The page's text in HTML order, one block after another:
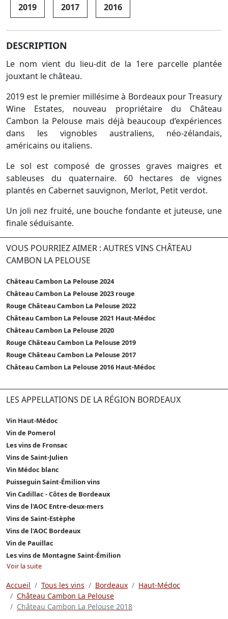
2019 2017 2016
DESCRIPTION
Le nom vient du lieu-dit de la 1ere parcelle plantée
jouxtant le château.
2019 est le premier millésime à Bordeaux pour Treasury
Wine Estates, nouveau propriétaire du Château
Cambon la Pelouse mais déjà beaucoup d’expériences
dans les vignobles australiens, néo-zélandais,
américains ou italiens.
Le sol est composé de grosses graves maigres et
sableuses du quaternaire. 60 hectares de vignes
plantés en Cabernet sauvignon, Merlot, Petit verdot.
Un joli nez fruité, une bouche fondante et juteuse, une
finale séduisante.
VOUS POURRIEZ AIMER : AUTRES VINS CHÂTEAU
CAMBON LA PELOUSE
Château Cambon La Pelouse 2024
Château Cambon La Pelouse 2023 rouge
Rouge Château Cambon La Pelouse 2022
Château Cambon La Pelouse 2021 Haut-Médoc
Château Cambon La Pelouse 2020
Rouge Château Cambon La Pelouse 2019
Rouge Château Cambon La Pelouse 2017
Château Cambon La Pelouse 2016 Haut-Médoc
LES APPELLATIONS DE LA RÉGION BORDEAUX
Vin Haut-Médoc
Vin de Pomerol
Les vins de Fronsac
Vins de Saint-Julien
Vin Médoc blanc
Puisseguin Saint-Émilion vins
Vin Cadillac - Côtes de Bordeaux
Vins de l'AOC Entre-deux-mers
Vins de Saint-Estèphe
Vins de l'AOC Bordeaux
Vin de Pauillac
Les vins de Montagne Saint-Émilion
Voir la suite
Accueil Tous les vins Bordeaux
Haut-Médoc
Château Cambon La Pelouse
Château Cambon La Pelouse 2018